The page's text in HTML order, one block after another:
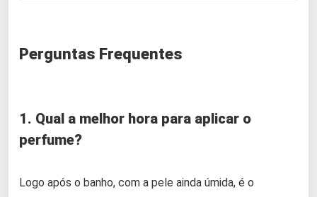
Perguntas Frequentes
1. Qual a melhor hora para aplicar o
perfume?
Logo após o banho, com a pele ainda úmida, é o